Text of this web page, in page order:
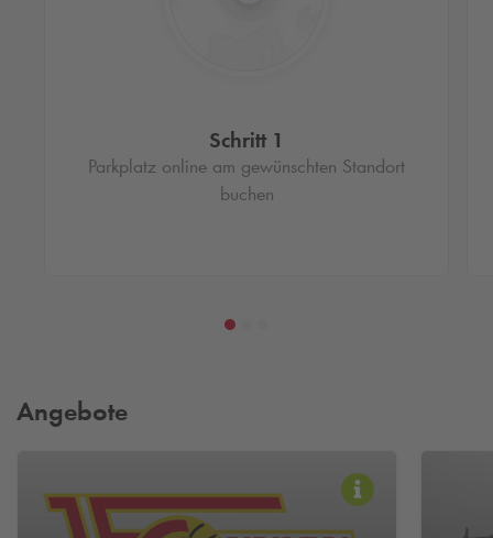
Schritt 1
Parkplatz online am gewünschten Standort
buchen
Angebote